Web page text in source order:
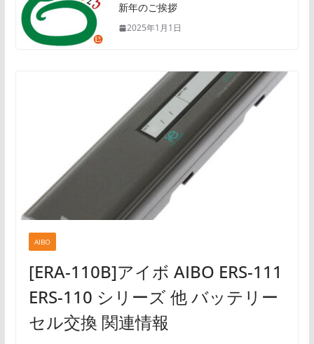
新年のご挨拶
2025年1月1日
AIBO
[ERA-110B]アイボ AIBO ERS-111
ERS-110 シリーズ 他 バッテリー
セル交換 関連情報